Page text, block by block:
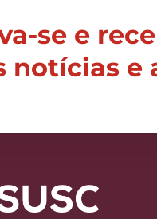
se e
notícias e